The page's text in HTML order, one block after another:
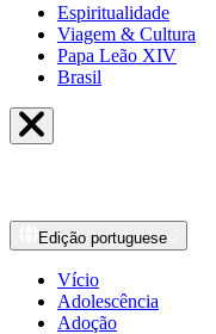
Espiritualidade
Viagem & Cultura
Papa Leão XIV
Brasil
Edição portuguese
Vício
Adolescência
Adoção